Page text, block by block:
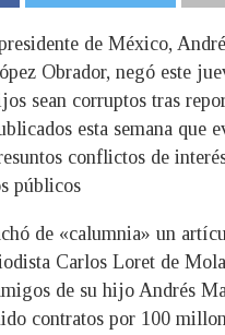
de México,
Obrador, negó este
sean corruptos tras
esta semana que
conflictos de
públicos
de «calumnia» un
Carlos Loret de
de su hijo Andrés
contratos por 100